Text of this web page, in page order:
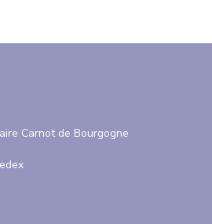
Carnot de Bourgogne